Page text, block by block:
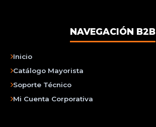
NAVEGACIÓN B2B
Inicio
Catálogo Mayorista
Soporte Técnico
Mi Cuenta Corporativa